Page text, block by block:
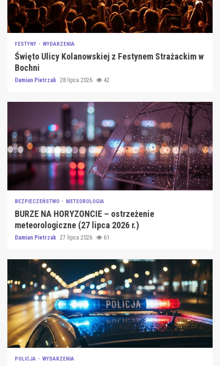
FESTYNY WYDARZENIA
Święto Ulicy Kolanowskiej z Festynem Strażackim w
Bochni
Damian Pietrzak 28 lipca 2026 42
BEZPIECZEŃSTWO METEOROLOGIA
BURZE NA HORYZONCIE – ostrzeżenie
meteorologiczne (27 lipca 2026 r.)
Damian Pietrzak 27 lipca 2026 61
POLICJA WYDARZENIA